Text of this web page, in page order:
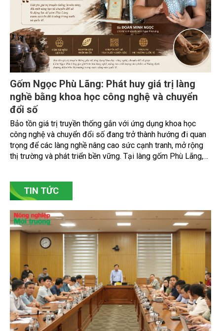
Gốm Ngọc Phù Lãng: Phát huy giá trị làng
nghề bằng khoa học công nghệ và chuyển
đổi số
Bảo tồn giá trị truyền thống gắn với ứng dụng khoa học
công nghệ và chuyển đổi số đang trở thành hướng đi quan
trọng để các làng nghề nâng cao sức cạnh tranh, mở rộng
thị trường và phát triển bền vững. Tại làng gốm Phù Lãng,
dựng thương hiệu trên nền tảng giá trị truyền thống.
TIN TỨC